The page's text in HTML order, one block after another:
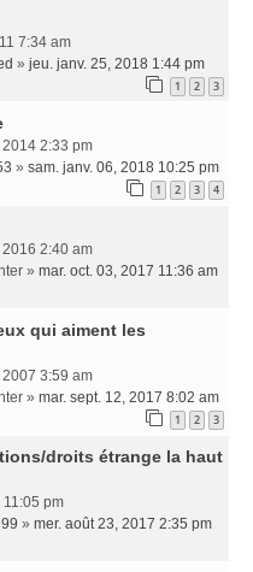
7:34 am
» jeu. janv. 25, 2018 1:44 pm
1 2 3
2:33 pm
» sam. janv. 06, 2018 10:25 pm
1 2 3 4
2:40 am
» mar. oct. 03, 2017 11:36 am
qui aiment les
3:59 am
» mar. sept. 12, 2017 8:02 am
1 2 3
droits étrange la haut
pm
» mer. août 23, 2017 2:35 pm